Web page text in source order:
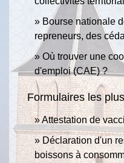
Bourse nationale
repreneurs, des
Où trouver une
d'emploi (CAE) ?
Formulaires les
Attestation de
Déclaration d'un
boissons à